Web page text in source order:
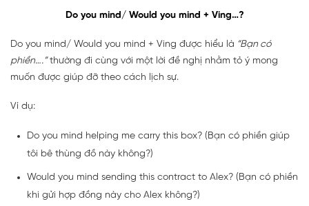
Do you mind/ Would you mind + Ving…?
Do you mind/ Would you mind + Ving được hiểu là “Bạn có
phiền….”thường đi cùng với một lời đề nghị nhằm tỏ ý mong
muốn được giúp đỡ theo cách lịch sự.
Ví dụ:
Do you mind helping me carry this box? (Bạn có phiền giúp
tôi bê thùng đồ này không?)
Would you mind sending this contract to Alex? (Bạn có phiền
khi gửi hợp đồng này cho Alex không?)